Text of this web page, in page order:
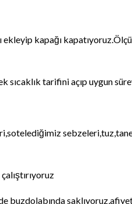
kapağı
sıcaklık tarifini açıp uygun
buzdolabında saklıyoruz,afiyet